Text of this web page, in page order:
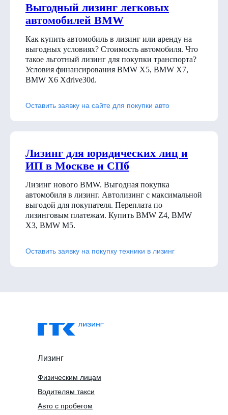
Выгодный лизинг легковых
автомобилей BMW
Как купить автомобиль в лизинг или аренду на
выгодных условиях? Стоимость автомобиля. Что
такое льготный лизинг для покупки транспорта?
Условия финансирования BMW X5, BMW X7,
BMW X6 Xdrive30d.
Оставить заявку на сайте для покупки авто
Лизинг для юридических лиц и
ИП в Москве и СПб
Лизинг нового BMW. Выгодная покупка
автомобиля в лизинг. Автолизинг с максимальной
выгодой для покупателя. Переплата по
лизинговым платежам. Купить BMW Z4, BMW
X3, BMW M5.
Оставить заявку на покупку техники в лизинг
Лизинг
Водителям такси
Физическим лицам
Авто с пробегом